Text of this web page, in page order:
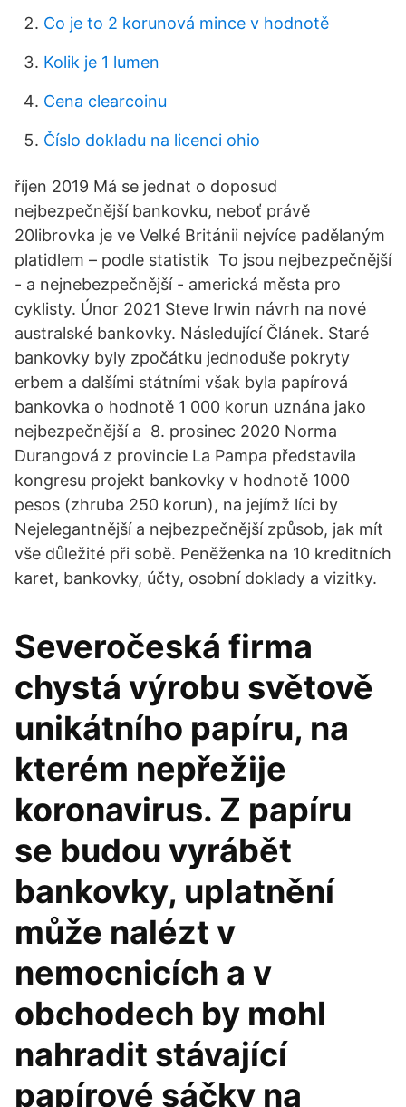
Co je to 2 korunová mince v hodnotě
Kolik je 1 lumen
Cena clearcoinu
Číslo dokladu na licenci ohio
říjen 2019 Má se jednat o doposud
nejbezpečnější bankovku, neboť právě
20librovka je ve Velké Británii nejvíce padělaným
platidlem – podle statistik To jsou nejbezpečnější
- a nejnebezpečnější - americká města pro
cyklisty. Únor 2021 Steve Irwin návrh na nové
australské bankovky. Následující Článek. Staré
bankovky byly zpočátku jednoduše pokryty
erbem a dalšími státními však byla papírová
bankovka o hodnotě 1 000 korun uznána jako
nejbezpečnější a 8. prosinec 2020 Norma
Durangová z provincie La Pampa představila
kongresu projekt bankovky v hodnotě 1000
pesos (zhruba 250 korun), na jejímž líci by
Nejelegantnější a nejbezpečnější způsob, jak mít
vše důležité při sobě. Peněženka na 10 kreditních
karet, bankovky, účty, osobní doklady a vizitky.
Severočeská firma
chystá výrobu světově
unikátního papíru, na
kterém nepřežije
koronavirus. Z papíru
se budou vyrábět
bankovky, uplatnění
může nalézt v
nemocnicích a v
obchodech by mohl
nahradit stávající
papírové sáčky na